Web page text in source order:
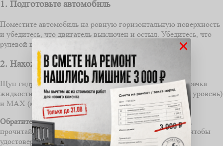
1. Подготовьте автомобиль
Поместите автомобиль на ровную горизонтальную поверхность
и убедитесь, что двигатель выключен и остыл. Убедитесь, что
рулевой вал находится в центральном положении.
2. Нахождение щупа
Щуп гидроусилителя руля находится на верхней части бачка
жидкости. Обычно он имеет ярлык MIN (минимальный уровень)
и MAX (максимальный уровень).
Обратите внимание:
перед проверкой уровня жидкости,
прочитайте инструкцию по эксплуатации автомобиля, чтобы
удостовериться в правильном расположении щупа.
×